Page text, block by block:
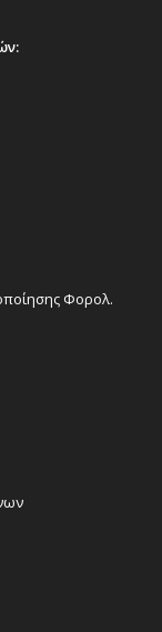
παιδιά
6/3/26,
Φορολ.